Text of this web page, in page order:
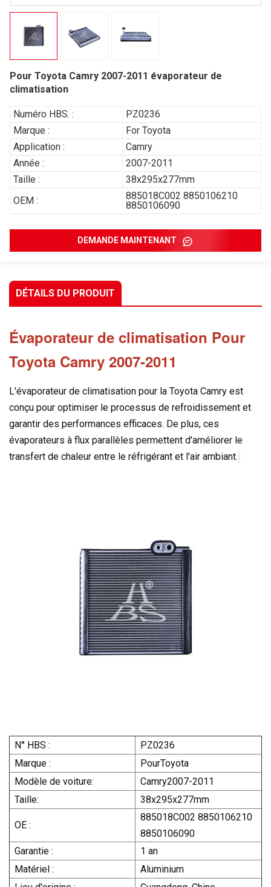
Pour Toyota Camry 2007-2011 évaporateur de
climatisation
Numéro HBS. :
PZ0236
Marque :
For Toyota
Application :
Camry
Année :
2007-2011
Taille :
38x295x277mm
OEM :
885018C002 8850106210
8850106090
DEMANDE MAINTENANT
DÉTAILS DU PRODUIT
Évaporateur de climatisation Pour
Toyota Camry 2007-2011
L'évaporateur de climatisation pour la Toyota Camry est
conçu pour optimiser le processus de refroidissement et
garantir des performances efficaces. De plus, ces
évaporateurs à flux parallèles permettent d'améliorer le
transfert de chaleur entre le réfrigérant et l'air ambiant.
N° HBS :
PZ0236
Marque :
PourToyota
Modèle de voiture:
Camry2007-2011
Taille:
38x295x277mm
OE :
885018C002 8850106210
8850106090
Garantie :
1 an
Matériel :
Aluminium